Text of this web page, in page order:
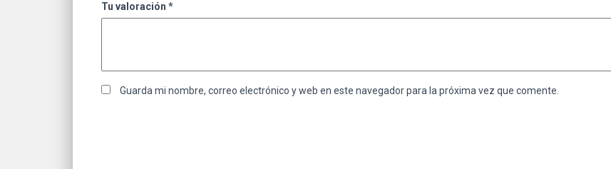
Tu valoración *
Guarda mi nombre, correo electrónico y web en este navegador para la próxima vez que comente.